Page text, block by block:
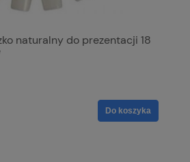
naturalny do prezentacji 18
Do koszyka